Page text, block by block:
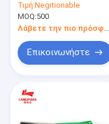
Kcal επαναληπτικής
χρήσεως ένα χέρι
που χρησιμοποιείται
Τιμή:Negitionable
MOQ:500
Λάβετε την πιο πρόσφατη τιμή
Επικοινωνήστε